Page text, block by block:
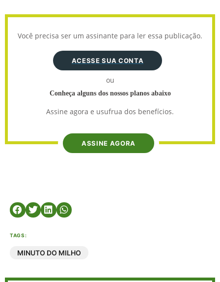
Você precisa ser um assinante para ler essa publicação.
ACESSE SUA CONTA
ou
Conheça alguns dos nossos planos abaixo
Assine agora e usufrua dos benefícios.
ASSINE AGORA
TAGS:
MINUTO DO MILHO